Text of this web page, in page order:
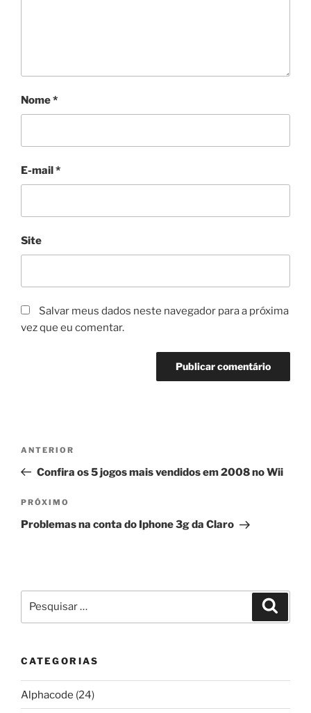
Nome*
E-mail*
Site
Salvar meus dados neste navegador para a próxima
vez que eu comentar.
Post
Post
anterior
ANTERIOR
Confira os 5 jogos mais vendidos em 2008 no Wii
Próximo
post
PRÓXIMO
Problemas na conta do Iphone 3g da Claro
por:
CATEGORIAS
Alphacode (24)